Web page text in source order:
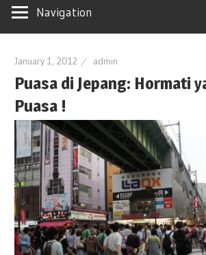
Navigation
January 1, 2012 admin
Puasa di Jepang: Hormati
Puasa !